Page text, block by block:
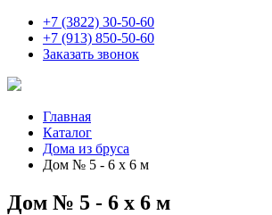
+7 (3822) 30-50-60
+7 (913) 850-50-60
Заказать звонок
Главная
Каталог
Дома из бруса
Дом № 5 - 6 х 6 м
Дом № 5 - 6 х 6 м